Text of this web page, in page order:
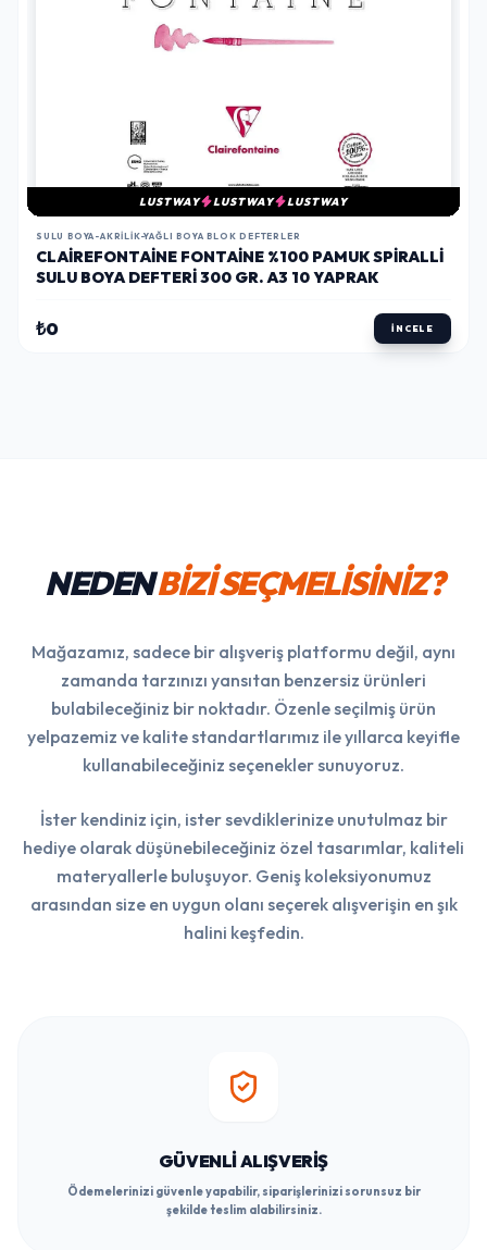
LUSTWAY LUSTWAY LUSTWAY
SULU BOYA-AKRILIK-YAĞLI BOYA BLOK DEFTERLER
CLAIREFONTAINE FONTAINE %100 PAMUK SPIRALLI
SULU BOYA DEFTERI 300 GR. A3 10 YAPRAK
₺0 İNCELE
NEDENBİZİ SEÇMELİSİNİZ?
Mağazamız, sadece bir alışveriş platformu değil, aynı
zamanda tarzınızı yansıtan benzersiz ürünleri
bulabileceğiniz bir noktadır. Özenle seçilmiş ürün
yelpazemiz ve kalite standartlarımız ile yıllarca keyifle
kullanabileceğiniz seçenekler sunuyoruz.
İster kendiniz için, ister sevdiklerinize unutulmaz bir
hediye olarak düşünebileceğiniz özel tasarımlar, kaliteli
materyallerle buluşuyor. Geniş koleksiyonumuz
arasından size en uygun olanı seçerek alışverişin en şık
halini keşfedin.
GÜVENLI ALIŞVERIŞ
Ödemelerinizi güvenle yapabilir, siparişlerinizi sorunsuz bir
şekilde teslim alabilirsiniz.